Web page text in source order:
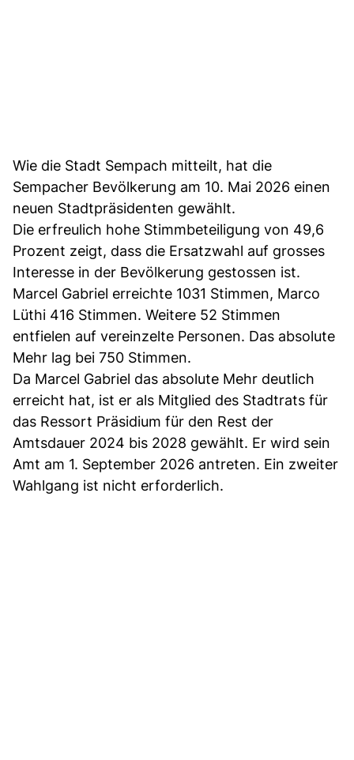
Wie die Stadt Sempach mitteilt, hat die
Sempacher Bevölkerung am 10. Mai 2026 einen
neuen Stadtpräsidenten gewählt.
Die erfreulich hohe Stimmbeteiligung von 49,6
Prozent zeigt, dass die Ersatzwahl auf grosses
Interesse in der Bevölkerung gestossen ist.
Marcel Gabriel erreichte 1031 Stimmen, Marco
Lüthi 416 Stimmen. Weitere 52 Stimmen
entfielen auf vereinzelte Personen. Das absolute
Mehr lag bei 750 Stimmen.
Da Marcel Gabriel das absolute Mehr deutlich
erreicht hat, ist er als Mitglied des Stadtrats für
das Ressort Präsidium für den Rest der
Amtsdauer 2024 bis 2028 gewählt. Er wird sein
Amt am 1. September 2026 antreten. Ein zweiter
Wahlgang ist nicht erforderlich.